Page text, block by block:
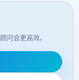
问会更高效。